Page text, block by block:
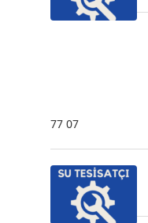
77 07